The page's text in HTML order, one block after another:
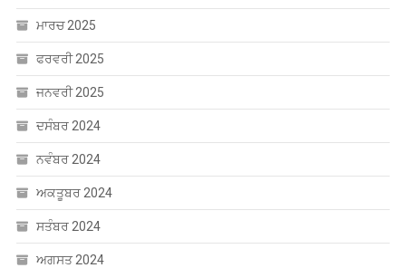
ਮਾਰਚ 2025
ਫਰਵਰੀ 2025
ਜਨਵਰੀ 2025
ਦਸੰਬਰ 2024
ਨਵੰਬਰ 2024
ਅਕਤੂਬਰ 2024
ਸਤੰਬਰ 2024
ਅਗਸਤ 2024